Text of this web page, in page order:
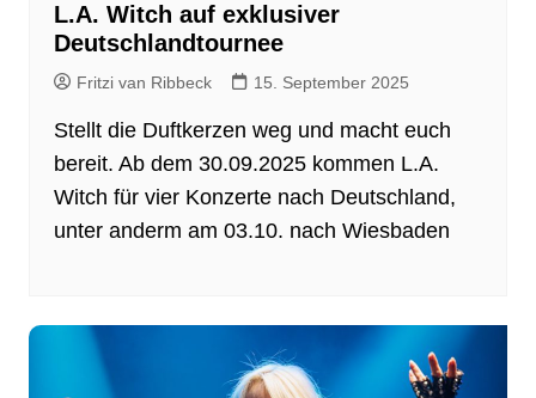
L.A. Witch auf exklusiver
Deutschlandtournee
Fritzi van Ribbeck 15. September 2025
Stellt die Duftkerzen weg und macht euch
bereit. Ab dem 30.09.2025 kommen L.A.
Witch für vier Konzerte nach Deutschland,
unter anderm am 03.10. nach Wiesbaden